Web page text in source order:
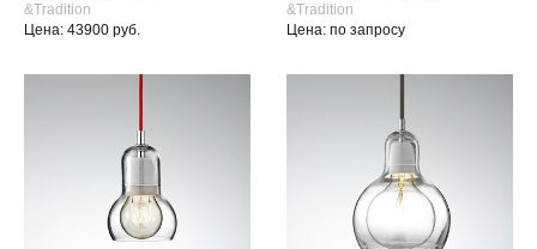
&Tradition
Цена: 43900 руб.
&Tradition
Цена: по запросу